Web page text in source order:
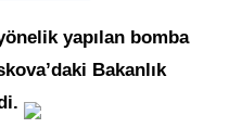
yapılan bomba
Bakanlık